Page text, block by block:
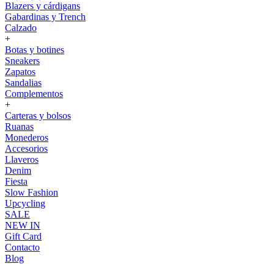
Blazers y cárdigans
Gabardinas y Trench
Calzado
+
Botas y botines
Sneakers
Zapatos
Sandalias
Complementos
+
Carteras y bolsos
Ruanas
Monederos
Accesorios
Llaveros
Denim
Fiesta
Slow Fashion
Upcycling
SALE
NEW IN
Gift Card
Contacto
Blog